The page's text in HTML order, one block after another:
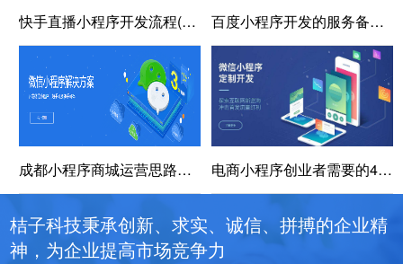
快手直播小程序开发流程(快手直播小程序开发全流程) 百度小程序开发的服务备受欢迎的理由有哪些？
成都小程序商城运营思路：三个方面攻陷运营难题 电商小程序创业者需要的4点素质
桔子科技秉承创新、求实、诚信、拼搏的企业精
神，为企业提高市场竞争力